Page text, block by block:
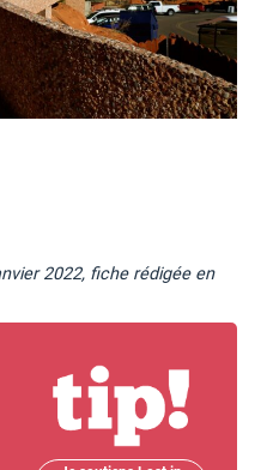
2022, fiche rédigée en